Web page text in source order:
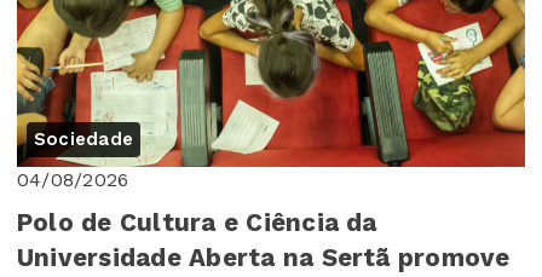
Sociedade
04/08/2026
Polo de Cultura e Ciência da
Universidade Aberta na Sertã promove